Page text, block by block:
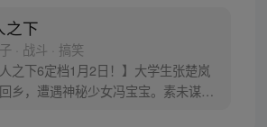
之下
· 战斗 · 搞笑
人之下6定档1月2日！】大学生张楚岚
乡，遭遇神秘少女冯宝宝。素未谋面